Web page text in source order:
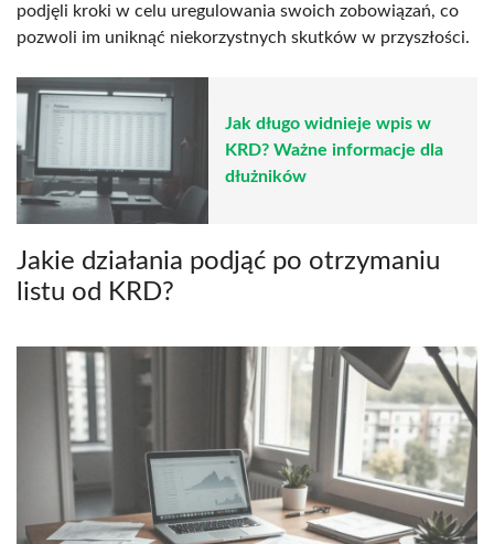
podjęli kroki w celu uregulowania swoich zobowiązań, co
pozwoli im uniknąć niekorzystnych skutków w przyszłości.
Jak długo widnieje wpis w
KRD? Ważne informacje dla
dłużników
Jakie działania podjąć po otrzymaniu
listu od KRD?